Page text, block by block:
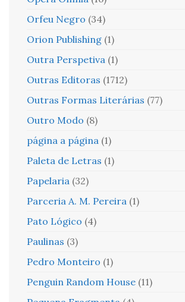
Orfeu Negro (34)
Orion Publishing (1)
Outra Perspetiva (1)
Outras Editoras (1712)
Outras Formas Literárias (77)
Outro Modo (8)
página a página (1)
Paleta de Letras (1)
Papelaria (32)
Parceria A. M. Pereira (1)
Pato Lógico (4)
Paulinas (3)
Pedro Monteiro (1)
Penguin Random House (11)